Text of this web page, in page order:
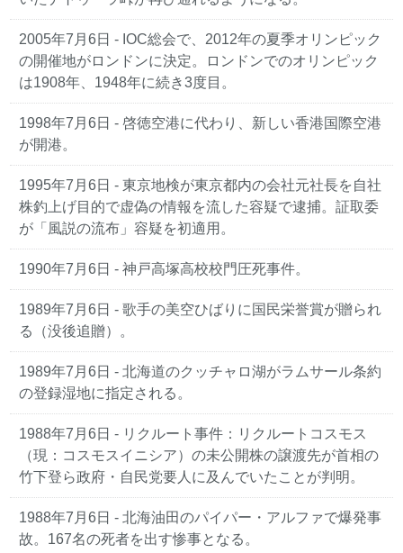
2005年7月6日 - IOC総会で、2012年の夏季オリンピック
の開催地がロンドンに決定。ロンドンでのオリンピック
は1908年、1948年に続き3度目。
1998年7月6日 - 啓徳空港に代わり、新しい香港国際空港
が開港。
1995年7月6日 - 東京地検が東京都内の会社元社長を自社
株釣上げ目的で虚偽の情報を流した容疑で逮捕。証取委
が「風説の流布」容疑を初適用。
1990年7月6日 - 神戸高塚高校校門圧死事件。
1989年7月6日 - 歌手の美空ひばりに国民栄誉賞が贈られ
る（没後追贈）。
1989年7月6日 - 北海道のクッチャロ湖がラムサール条約
の登録湿地に指定される。
1988年7月6日 - リクルート事件：リクルートコスモス
（現：コスモスイニシア）の未公開株の譲渡先が首相の
竹下登ら政府・自民党要人に及んでいたことが判明。
1988年7月6日 - 北海油田のパイパー・アルファで爆発事
故。167名の死者を出す惨事となる。